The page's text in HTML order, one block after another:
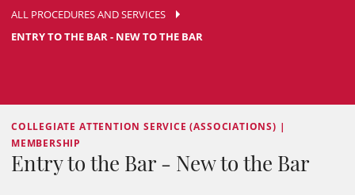
ALL PROCEDURES AND SERVICES
ENTRY TO THE BAR - NEW TO THE BAR
COLLEGIATE ATTENTION SERVICE (ASSOCIATIONS) |
MEMBERSHIP
Entry to the Bar - New to the Bar